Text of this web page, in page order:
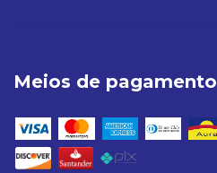
Meios de pagamento